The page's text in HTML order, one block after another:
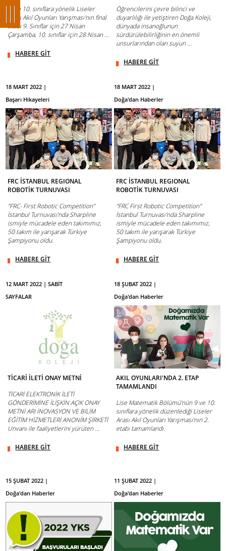
9. ve 10. sınıflara yönelik Liseler
Arası Akıl Oyunları Yarışması'nın final
etabı 9. Sınıflar için 27 Nisan
Çarşamba, 10. sınıflar için 28 Nisan ...
HABERE GİT
Öğrencilerini çevre bilinci ve
duyarlılığı ile yetiştiren Doğa Koleji,
dünyada insanoğlunun
sürdürülebilirliğinin en önemli
unsurlarından olan suyun ...
HABERE GİT
18 MART 2022 |
Başarı Hikayeleri
FRC İSTANBUL REGIONAL
ROBOTİK TURNUVASI
"FRC- First Robotic Competition"
İstanbul Turnuvası’nda Sharpline
ismiyle mücadele eden takımımız,
50 takım ile yarışarak Türkiye
Şampiyonu oldu.
HABERE GİT
18 MART 2022 |
Doğa'dan Haberler
FRC İSTANBUL REGIONAL
ROBOTİK TURNUVASI
"FRC First Robotic Competition"
İstanbul Turnuvası’nda Sharpline
ismiyle mücadele eden takımımız,
50 takım ile yarışarak Türkiye
Şampiyonu oldu.
HABERE GİT
12 MART 2022 | SABİT
SAYFALAR
TİCARİ İLETİ ONAY METNİ
TİCARİ ELEKTRONİK İLETİ
GÖNDERİMİNE İLİŞKİN AÇIK ONAY
METNİ ARI İNOVASYON VE BİLİM
EĞİTİM HİZMETLERİ ANONİM ŞİRKETİ
Unvanı ile faaliyetlerini yürüten ...
HABERE GİT
18 ŞUBAT 2022 |
Doğa'dan Haberler
AKIL OYUNLARI'NDA 2. ETAP
TAMAMLANDI
Lise Matematik Bölümü’nün 9 ve 10.
sınıflara yönelik düzenlediği Liseler
Arası Akıl Oyunları Yarışması‘nın 2.
etabı tamamlandı.
HABERE GİT
15 ŞUBAT 2022 |
Doğa'dan Haberler
11 ŞUBAT 2022 |
Doğa'dan Haberler